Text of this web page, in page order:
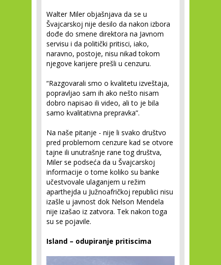
Walter Miler objašnjava da se u
Švajcarskoj nije desilo da nakon izbora
dođe do smene direktora na Javnom
servisu i da politički pritisci, iako,
naravno, postoje, nisu nikad tokom
njegove karijere prešli u cenzuru.
“Razgovarali smo o kvalitetu izveštaja,
popravljao sam ih ako nešto nisam
dobro napisao ili video, ali to je bila
samo kvalitativna prepravka”.
Na naše pitanje - nije li svako društvo
pred problemom cenzure kad se otvore
tajne ili unutrašnje rane tog društva,
Miler se podseća da u Švajcarskoj
informacije o tome koliko su banke
učestvovale ulaganjem u režim
aparthejda u Južnoafričkoj republici nisu
izašle u javnost dok Nelson Mendela
nije izašao iz zatvora. Tek nakon toga
su se pojavile.
Island – odupiranje pritiscima